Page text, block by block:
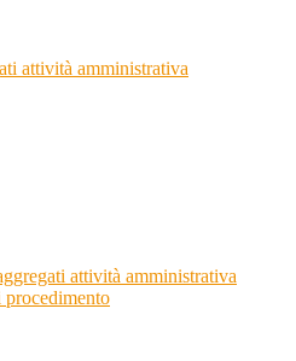
attività amministrativa
attività amministrativa